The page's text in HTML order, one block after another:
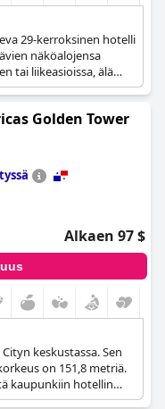
29-kerroksinen hotelli
näköalojensa
tai liikeasioissa, älä
kauniista maisemista
Golden Tower
Alkaen 97 $
keskustassa. Sen
on 151,8 metriä.
kaupunkiin hotellin